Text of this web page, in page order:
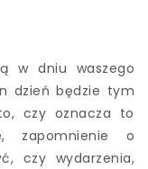
w dniu waszego
dzień będzie tym
czy oznacza to
zapomnienie o
czy wydarzenia,